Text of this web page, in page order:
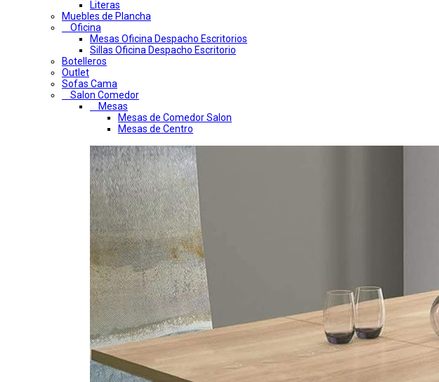
Literas
Muebles de Plancha
Oficina
Mesas Oficina Despacho Escritorios
Sillas Oficina Despacho Escritorio
Botelleros
Outlet
Sofas Cama
Salon Comedor
Mesas
Mesas de Comedor Salon
Mesas de Centro